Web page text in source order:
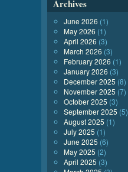
Archives
June 2026 (1)
May 2026 (1)
April 2026 (3)
March 2026 (3)
February 2026 (1)
January 2026 (3)
December 2025 (8)
November 2025 (7)
October 2025 (3)
September 2025 (5)
August 2025 (1)
July 2025 (1)
June 2025 (6)
May 2025 (2)
April 2025 (3)